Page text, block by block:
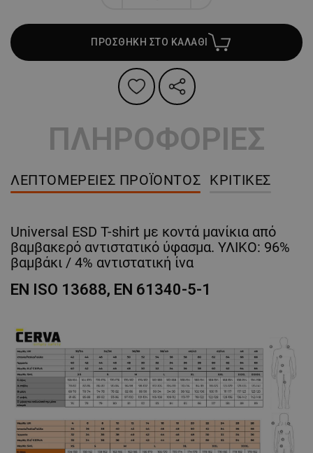
ΠΡΟΣΘΗΚΗ ΣΤΟ ΚΑΛΑΘΙ
ΠΛΗΡΟΦΟΡΙΕΣ
ΛΕΠΤΟΜΈΡΕΙΕΣ ΠΡΟΪΌΝΤΟΣ ΚΡΙΤΙΚΈΣ
Universal ESD T-shirt με κοντά μανίκια από
βαμβακερό αντιστατικό ύφασμα. ΥΛΙΚΟ: 96%
βαμβάκι / 4% αντιστατική ίνα
EN ISO 13688, EN 61340-5-1